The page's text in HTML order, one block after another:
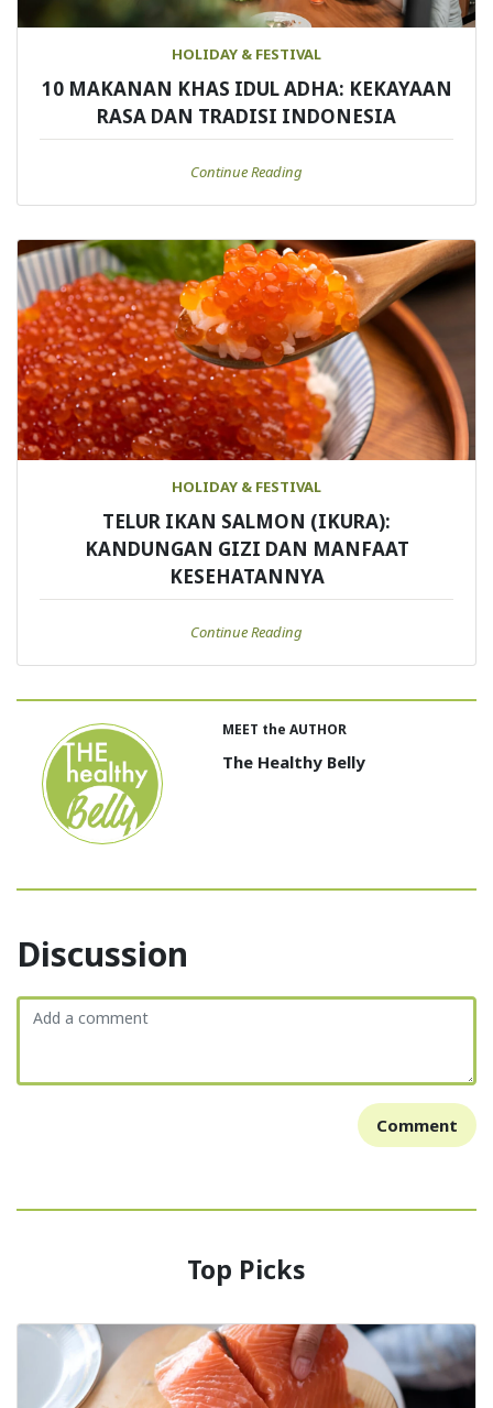
HOLIDAY & FESTIVAL
10 MAKANAN KHAS IDUL ADHA: KEKAYAAN
RASA DAN TRADISI INDONESIA
Continue Reading
HOLIDAY & FESTIVAL
TELUR IKAN SALMON (IKURA):
KANDUNGAN GIZI DAN MANFAAT
KESEHATANNYA
Continue Reading
MEET the AUTHOR
The Healthy Belly
Discussion
Comment
Top Picks